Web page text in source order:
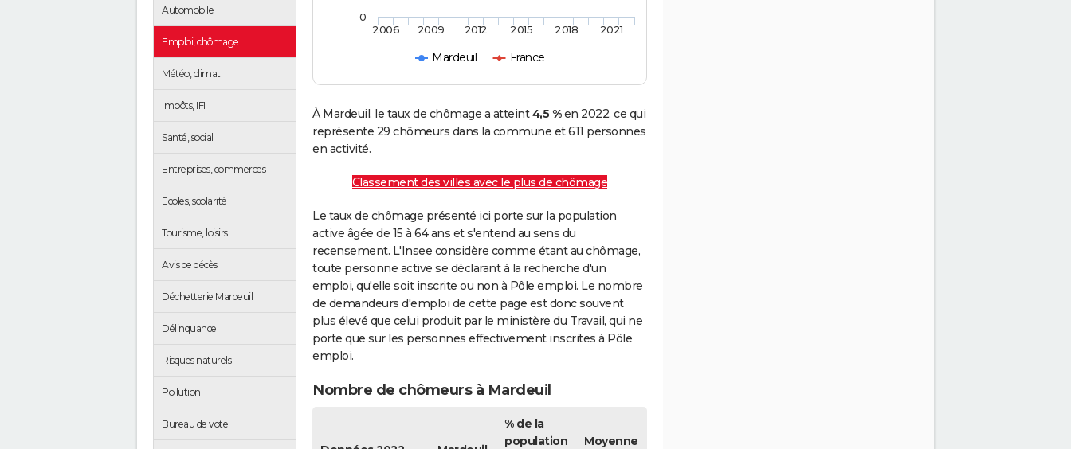
Automobile
Emploi, chômage
Météo, climat
Impôts, IFI
Santé, social
Entreprises, commerces
Ecoles, scolarité
Tourisme, loisirs
Avis de décès
Déchetterie Mardeuil
Délinquance
Risques naturels
Pollution
Bureau de vote
Mardeuil France
2006 2009 2012 2015 2018 2021
0
À Mardeuil, le taux de chômage a atteint4,5 %en 2022, ce qui
représente 29 chômeurs dans la commune et 611 personnes
en activité.
Classement des villes avec le plus de chômage
Le taux de chômage présenté ici porte sur la population
active âgée de 15 à 64 ans et s'entend au sens du
recensement. L'Insee considère comme étant au chômage,
toute personne active se déclarant à la recherche d'un
emploi, qu'elle soit inscrite ou non à Pôle emploi. Le nombre
de demandeurs d'emploi de cette page est donc souvent
plus élevé que celui produit par le ministère du Travail, qui ne
porte que sur les personnes effectivement inscrites à Pôle
emploi.
Nombre de chômeurs à Mardeuil
% de la
population
Moyenne